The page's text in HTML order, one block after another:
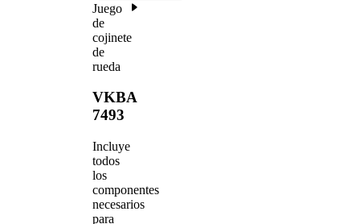
Juego
de
cojinete
de
rueda
VKBA
7493
Incluye
todos
los
componentes
necesarios
para